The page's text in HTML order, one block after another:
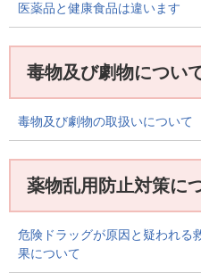
医薬品と健康食品は違います
毒物及び劇物につい
毒物及び劇物の取扱いについて
薬物乱用防止対策に
危険ドラッグが原因と疑われる
果について